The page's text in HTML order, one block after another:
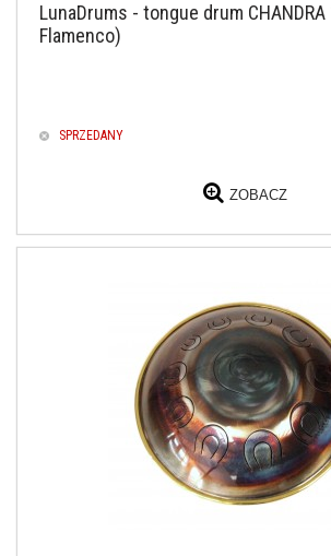
LunaDrums - tongue drum CHANDRA
Flamenco)
SPRZEDANY
ZOBACZ